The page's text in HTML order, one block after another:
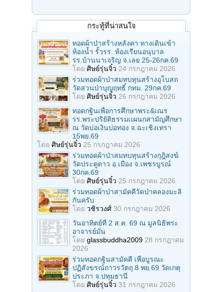
กระทู้ที่น่าสนใจ
ทอดผ้าป่าสร้างหลังคา ทางเดินเข้า
ห้องน้ำ รั้วรร. ห้องเรียนอนุบาล
รร.บ้านนาเจริญ จ.เลย 25-26กค.69
โดย ศิษย์รุ่นจิ๋ว 24 กรกฎาคม 2026
ร่วมทอดผ้าป่าสมทบทุนสร้างอุโบสถ
วัดสวนป่าบุญฤทธิ์ กทม. 29กค.69
โดย ศิษย์รุ่นจิ๋ว 26 กรกฎาคม 2026
ทอดกฐินเพื่อการศึกษาพระ&เณร
รร.พระปริยัติธรรมเเผนกสามัญศึกษา
ณ วัดบ่อเงินบ่อทอง จ.ฉะเชิงเทรา
15พย.69
โดย ศิษย์รุ่นจิ๋ว 25 กรกฎาคม 2026
ร่วมทอดผ้าป่าสมทบทุนสร้างกุฎิสงฆ์
วัดประตูดาว อ.เมือง จ.เพชรบูรณ์
30กค.69
โดย ศิษย์รุ่นจิ๋ว 25 กรกฎาคม 2026
ร่วมทอดผ้าป่าสามัคคีวัดป่าคลองมะลิ
กันครับ
โดย วชิรวงศ์ 30 กรกฎาคม 2026
วันอาทิตย์ที่ 2 ส.ค. 69 ณ มูลนิธิพระ
อาจารย์มั่น
โดย glassbuddha2009 28 กรกฎาคม
2026
ร่วมทอดกฐินสามัคคี เพื่อบูรณะ
ปฏิสังขรณ์ถาวรวัตถุ 8 พย.69 วัดเกตุ
ประภา จ.ปทุมธานี
โดย ศิษย์รุ่นจิ๋ว 31 กรกฎาคม 2026